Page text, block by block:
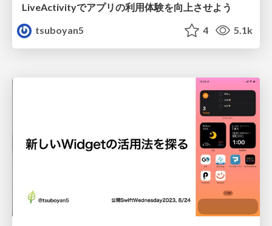
LiveActivityでアプリの利用体験を向上させよう
tsuboyan5
4 5.1k